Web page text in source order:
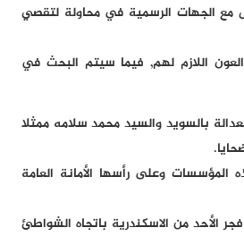
مع الجهات الرسمية في محاولة لتقصي
اللازم لهم, فيما سيتم البحث في
بالسويد والسيد محمد سلامه ممثلا
وعلى رأسها الأمانة العامة
من الغزيين انطلق مساء السبت الماضي 6 سبتمبر، فجر الأحد من الاسكندرية باتجاه الشواطئ